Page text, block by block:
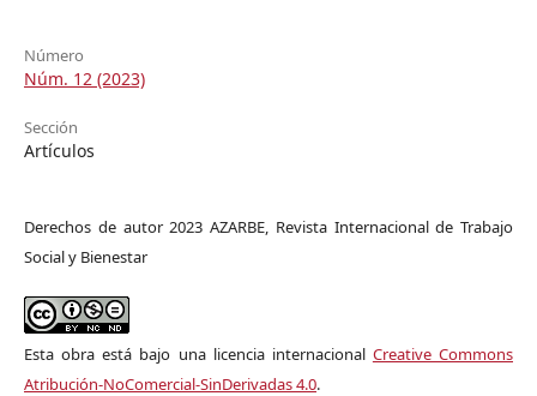
Número
Núm. 12 (2023)
Sección
Artículos
Derechos de autor 2023 AZARBE, Revista Internacional de Trabajo
Social y Bienestar
Esta obra está bajo una licencia internacional Creative Commons
Atribución-NoComercial-SinDerivadas 4.0.